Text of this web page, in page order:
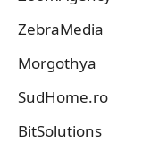
ZebraMedia
Morgothya
SudHome.ro
BitSolutions